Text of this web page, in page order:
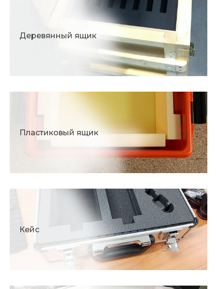
Деревянный ящик
Пластиковый ящик
Кейс